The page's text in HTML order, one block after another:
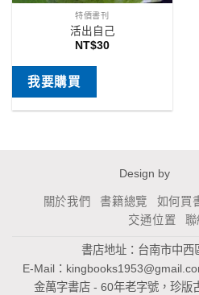
特價書刊
活出自己
NT$30
我要購買
Design by
關於我們 書籍總覽 如何買
交通位置
書店地址：台南市中西
E-Mail：
金萬字書店 - 60年老字號，珍版